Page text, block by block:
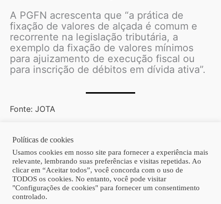
A PGFN acrescenta que “a prática de
fixação de valores de alçada é comum e
recorrente na legislação tributária, a
exemplo da fixação de valores mínimos
para ajuizamento de execução fiscal ou
para inscrição de débitos em dívida ativa”.
Fonte: JOTA
Copyright © 2026 | Homero Costa Advogados
Políticas de cookies
Usamos cookies em nosso site para fornecer a experiência mais
relevante, lembrando suas preferências e visitas repetidas. Ao
clicar em “Aceitar todos”, você concorda com o uso de
TODOS os cookies. No entanto, você pode visitar
"Configurações de cookies" para fornecer um consentimento
controlado.